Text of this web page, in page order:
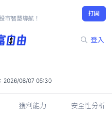
市智慧導航！
打開
登入
2026/08/07 05:30
獲利能力 安全性分析